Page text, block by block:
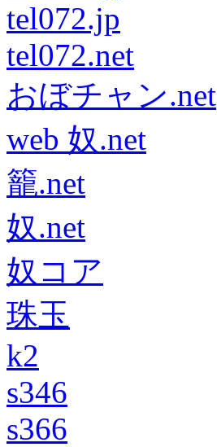
tel072.jp
tel072.net
おぼチャン.net
web 奴.net
籠.net
奴.net
奴コア
珠玉
k2
s346
s366